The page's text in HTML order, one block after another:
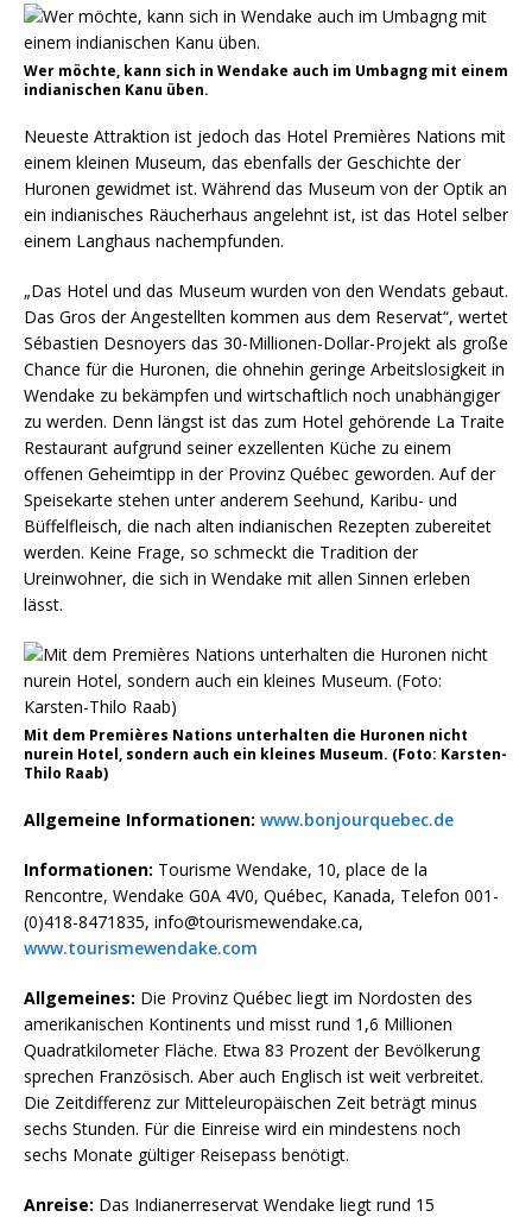
Wer möchte, kann sich in Wendake auch im Umbagng mit einem
indianischen Kanu üben.
Neueste Attraktion ist jedoch das Hotel Premières Nations mit
einem kleinen Museum, das ebenfalls der Geschichte der
Huronen gewidmet ist. Während das Museum von der Optik an
ein indianisches Räucherhaus angelehnt ist, ist das Hotel selber
einem Langhaus nachempfunden.
„Das Hotel und das Museum wurden von den Wendats gebaut.
Das Gros der Angestellten kommen aus dem Reservat“, wertet
Sébastien Desnoyers das 30-Millionen-Dollar-Projekt als große
Chance für die Huronen, die ohnehin geringe Arbeitslosigkeit in
Wendake zu bekämpfen und wirtschaftlich noch unabhängiger
zu werden. Denn längst ist das zum Hotel gehörende La Traite
Restaurant aufgrund seiner exzellenten Küche zu einem
offenen Geheimtipp in der Provinz Québec geworden. Auf der
Speisekarte stehen unter anderem Seehund, Karibu- und
Büffelfleisch, die nach alten indianischen Rezepten zubereitet
werden. Keine Frage, so schmeckt die Tradition der
Ureinwohner, die sich in Wendake mit allen Sinnen erleben
lässt.
Mit dem Premières Nations unterhalten die Huronen nicht
nurein Hotel, sondern auch ein kleines Museum. (Foto: Karsten-
Thilo Raab)
Allgemeine Informationen: www.bonjourquebec.de
Informationen: Tourisme Wendake, 10, place de la
Rencontre, Wendake G0A 4V0, Québec, Kanada, Telefon 001-
(0)418-8471835, info@tourismewendake.ca,
www.tourismewendake.com
Allgemeines: Die Provinz Québec liegt im Nordosten des
amerikanischen Kontinents und misst rund 1,6 Millionen
Quadratkilometer Fläche. Etwa 83 Prozent der Bevölkerung
sprechen Französisch. Aber auch Englisch ist weit verbreitet.
Die Zeitdifferenz zur Mitteleuropäischen Zeit beträgt minus
sechs Stunden. Für die Einreise wird ein mindestens noch
sechs Monate gültiger Reisepass benötigt.
Anreise: Das Indianerreservat Wendake liegt rund 15